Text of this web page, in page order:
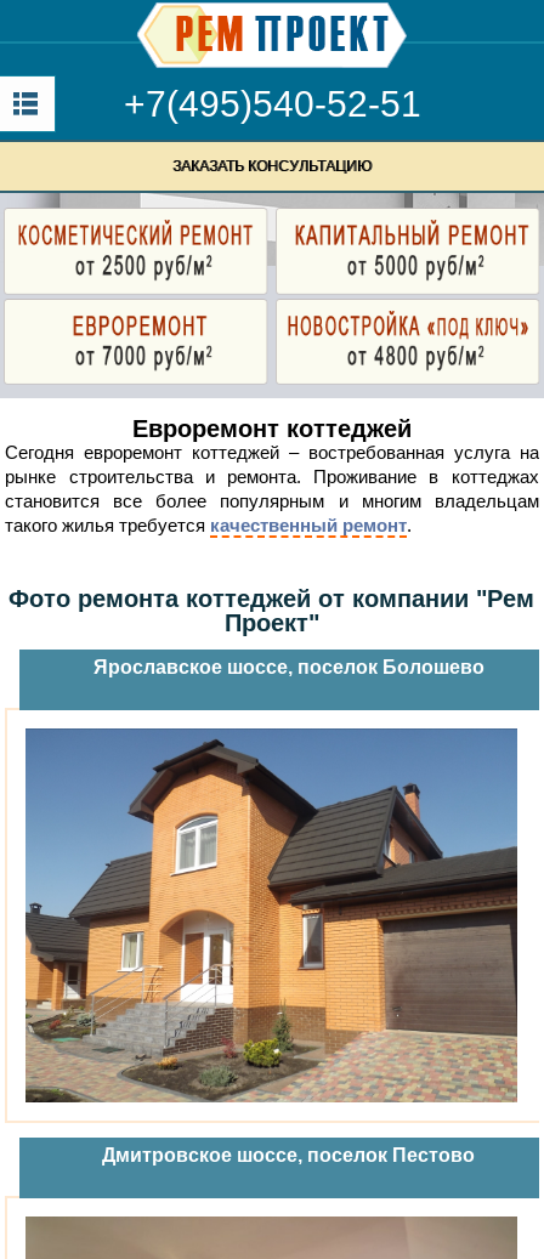
+7(495)540-52-51
ЗАКАЗАТЬ КОНСУЛЬТАЦИЮ
Евроремонт коттеджей
Сегодня евроремонт коттеджей – востребованная услуга на
рынке строительства и ремонта. Проживание в коттеджах
становится все более популярным и многим владельцам
такого жилья требуется качественный ремонт.
Фото ремонта коттеджей от компании "Рем
Проект"
Ярославское шоссе, поселок Болошево
Дмитровское шоссе, поселок Пестово